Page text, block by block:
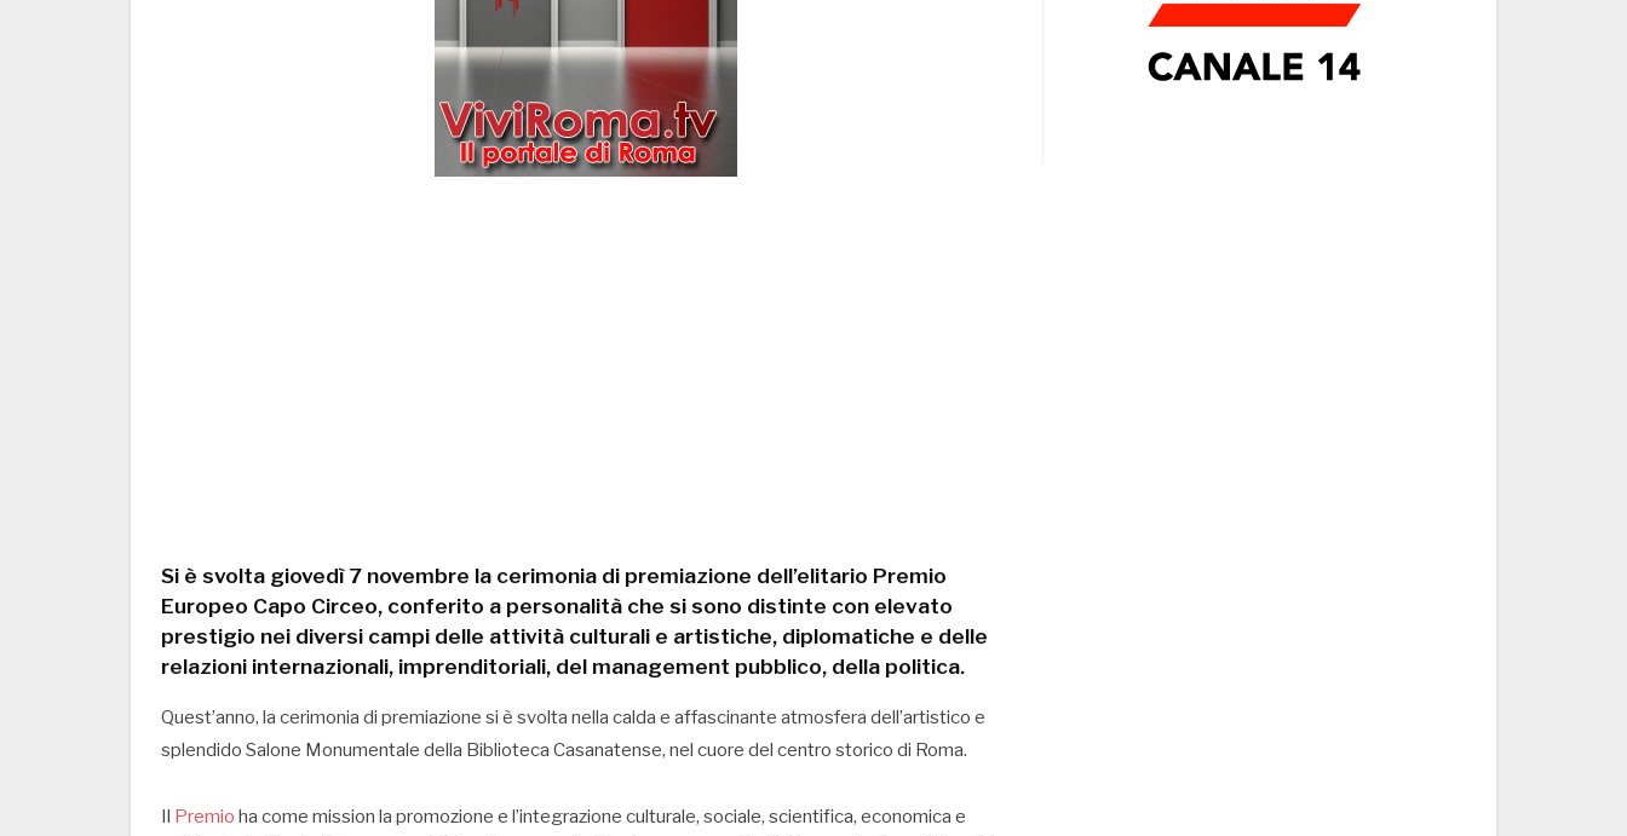
Si è svolta giovedì 7 novembre la cerimonia di premiazione dell’elitario Premio
Europeo Capo Circeo, conferito a personalità che si sono distinte con elevato
prestigio nei diversi campi delle attività culturali e artistiche, diplomatiche e delle
relazioni internazionali, imprenditoriali, del management pubblico, della politica.
Quest’anno, la cerimonia di premiazione si è svolta nella calda e affascinante atmosfera dell’artistico e
splendido Salone Monumentale della Biblioteca Casanatense, nel cuore del centro storico di Roma.
Il Premio ha come mission la promozione e l’integrazione culturale, sociale, scientifica, economica e